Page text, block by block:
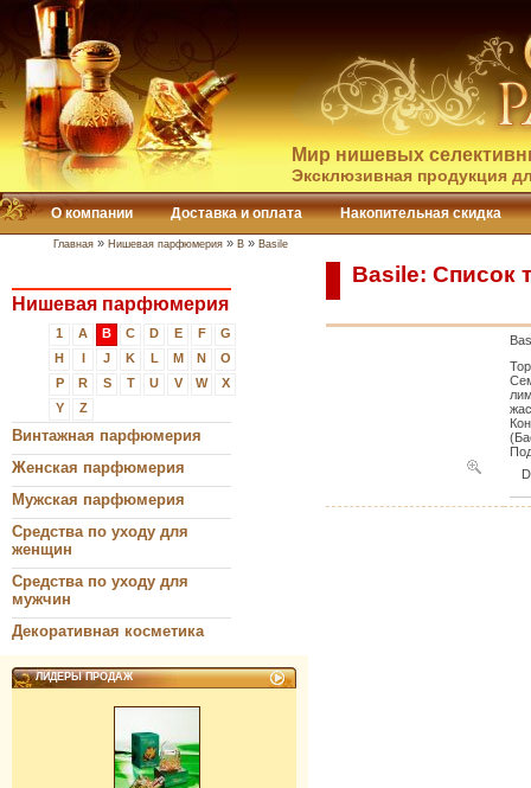
Мир нишевых
Эксклюзивная продукция
О компании Доставка и оплата Накопительная скидка
Главная » Нишевая парфюмерия » B » Basile
Нишевая парфюмерия
1 A B C D E F
G
H
I J K L M N
O
P
R S T U V W
X
Y
Z
Винтажная парфюмерия
Женская парфюмерия
Мужская парфюмерия
Средства по уходу для
женщин
Средства по уходу для
мужчин
Декоративная косметика
ЛИДЕРЫ ПРОДАЖ
Basile: Список